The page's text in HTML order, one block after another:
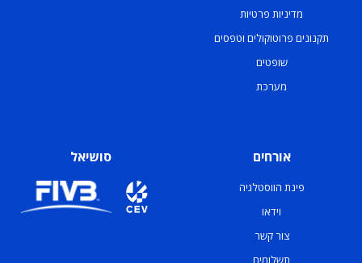
מדיניות פרטיות
תקנונים פרוטוקולים וטפסים
שופטים
מערכת
אורחים
פינת הווסטלגיה
וידאו
צור קשר
תשלומים
סושיאל